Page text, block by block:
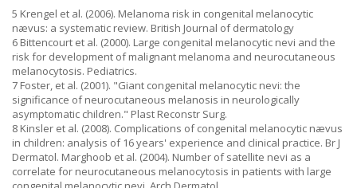
5 Krengel et al. (2006). Melanoma risk in congenital melanocytic
nævus: a systematic review. British Journal of dermatology
6 Bittencourt et al. (2000). Large congenital melanocytic nevi and the
risk for development of malignant melanoma and neurocutaneous
melanocytosis. Pediatrics.
7 Foster, et al. (2001). "Giant congenital melanocytic nevi: the
significance of neurocutaneous melanosis in neurologically
asymptomatic children." Plast Reconstr Surg.
8 Kinsler et al. (2008). Complications of congenital melanocytic nævus
in children: analysis of 16 years' experience and clinical practice. Br J
Dermatol. Marghoob et al. (2004). Number of satellite nevi as a
correlate for neurocutaneous melanocytosis in patients with large